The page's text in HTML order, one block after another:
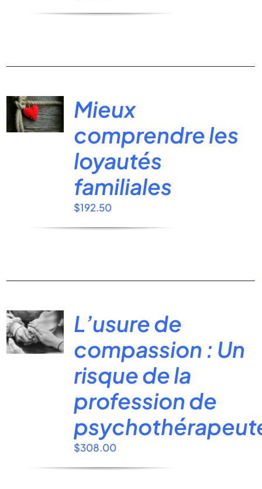
Mieux
comprendre les
loyautés
familiales
$192.50
L’usure de
compassion : Un
risque de la
profession de
$308.00